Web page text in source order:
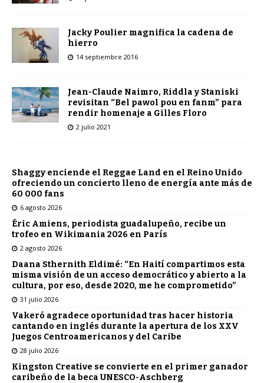
Jacky Poulier magnifica la cadena de
hierro
14 septiembre 2016
Jean-Claude Naimro, Riddla y Staniski
revisitan “Bel pawol pou en fanm” para
rendir homenaje a Gilles Floro
2 julio 2021
Shaggy enciende el Reggae Land en el Reino Unido
ofreciendo un concierto lleno de energía ante más de
60 000 fans
6 agosto 2026
Éric Amiens, periodista guadalupeño, recibe un
trofeo en Wikimania 2026 en París
2 agosto 2026
Daana Sthernith Eldimé: “En Haití compartimos esta
misma visión de un acceso democrático y abierto a la
cultura, por eso, desde 2020, me he comprometido”
31 julio 2026
Vakeró agradece oportunidad tras hacer historia
cantando en inglés durante la apertura de los XXV
Juegos Centroamericanos y del Caribe
28 julio 2026
Kingston Creative se convierte en el primer ganador
caribeño de la beca UNESCO-Aschberg